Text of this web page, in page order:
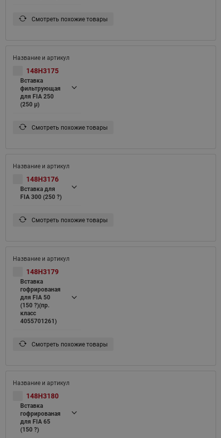
Смотреть похожие товары
148H3175
Вставка
фильтрующая
для FIA 250
(250 μ)
Смотреть похожие товары
148H3176
Вставка для
FIA 300 (250 ?)
Смотреть похожие товары
148H3179
Вставка
гофрированая
для FIA 50
(150 ?)(пр.
класс
4055701261)
Смотреть похожие товары
148H3180
Вставка
гофрированая
для FIA 65
(150 ?)